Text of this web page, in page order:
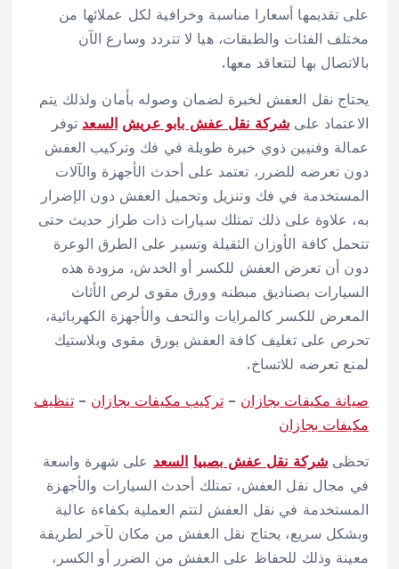
على تقديمها أسعارا مناسبة وخرافية لكل عملائها من
مختلف الفئات والطبقات، هيا لا تتردد وسارع الآن
بالاتصال بها لتتعاقد معها.
يحتاج نقل العفش لخبرة لضمان وصوله بأمان ولذلك يتم
الاعتماد على شركة نقل عفش بابو عريش السعد توفر
عمالة وفنيين ذوي خبرة طويلة في فك وتركيب العفش
دون تعرضه للضرر، تعتمد على أحدث الأجهزة والآلات
المستخدمة في فك وتنزيل وتحميل العفش دون الإضرار
به، علاوة على ذلك تمتلك سيارات ذات طراز حديث حتى
تتحمل كافة الأوزان الثقيلة وتسير على الطرق الوعرة
دون أن تعرض العفش للكسر أو الخدش، مزودة هذه
السيارات بصناديق مبطنه وورق مقوى لرص الأثاث
المعرض للكسر كالمرايات والتحف والأجهزة الكهربائية،
تحرص على تغليف كافة العفش بورق مقوى وبلاستيك
لمنع تعرضه للاتساخ.
صيانة مكيفات بجازان –تركيب مكيفات بجازان –تنظيف
مكيفات بجازان
تحظى شركة نقل عفش بصبيا السعد على شهرة واسعة
في مجال نقل العفش، تمتلك أحدث السيارات والأجهزة
المستخدمة في نقل العفش لتتم العملية بكفاءة عالية
وبشكل سريع، يحتاج نقل العفش من مكان لآخر لطريقة
معينة وذلك للحفاظ على العفش من الضرر أو الكسر،